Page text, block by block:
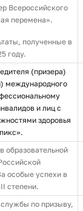
Всероссийского
перемена».
полученные в
году.
(призера)
международного
и лиц с
здоровья
образовательной
особые успехи в
степени.
по призыву,